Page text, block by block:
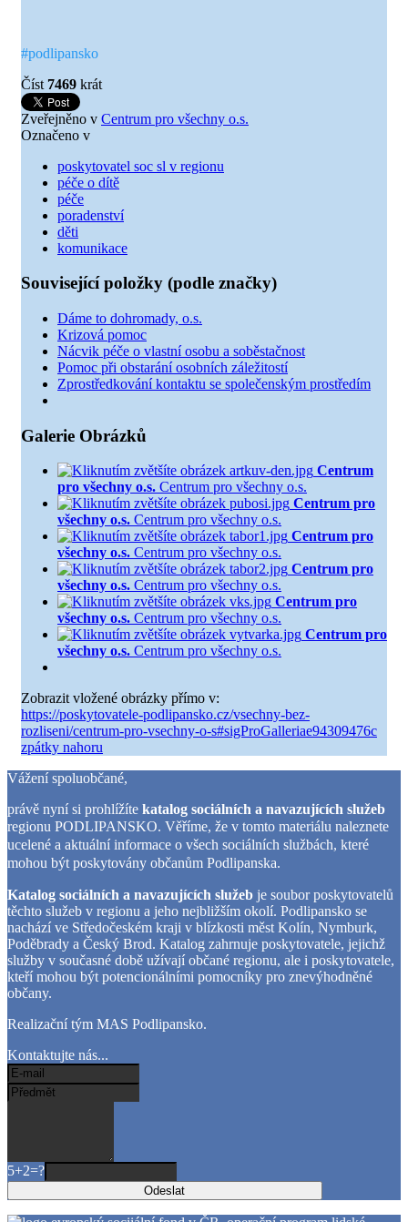
#podlipansko
Číst 7469 krát
Zveřejněno v Centrum pro všechny o.s.
Označeno v
poskytovatel soc sl v regionu
péče o dítě
péče
poradenství
děti
komunikace
Související položky (podle značky)
Dáme to dohromady, o.s.
Krizová pomoc
Nácvik péče o vlastní osobu a soběstačnost
Pomoc při obstarání osobních záležitostí
Zprostředkování kontaktu se společenským prostředím
Galerie Obrázků
Centrum
pro všechny o.s. Centrum pro všechny o.s.
Centrum pro
všechny o.s. Centrum pro všechny o.s.
Centrum pro
všechny o.s. Centrum pro všechny o.s.
Centrum pro
všechny o.s. Centrum pro všechny o.s.
Centrum pro
všechny o.s. Centrum pro všechny o.s.
Centrum pro
všechny o.s. Centrum pro všechny o.s.
Zobrazit vložené obrázky přímo v:
https://poskytovatele-podlipansko.cz/vsechny-bez-
rozliseni/centrum-pro-vsechny-o-s#sigProGalleriae94309476c
zpátky nahoru
Vážení spoluobčané,
právě nyní si prohlížíte katalog sociálních a navazujících služeb
regionu PODLIPANSKO. Věříme, že v tomto materiálu naleznete
ucelené a aktuální informace o všech sociálních službách, které
mohou být poskytovány občanům Podlipanska.
Katalog sociálních a navazujících služeb je soubor poskytovatelů
těchto služeb v regionu a jeho nejbližším okolí. Podlipansko se
nachází ve Středočeském kraji v blízkosti měst Kolín, Nymburk,
Poděbrady a Český Brod. Katalog zahrnuje poskytovatele, jejichž
služby v současné době užívají občané regionu, ale i poskytovatele,
kteří mohou být potencionálními pomocníky pro znevýhodněné
občany.
Realizační tým MAS Podlipansko.
Kontaktujte nás...
5+2=?